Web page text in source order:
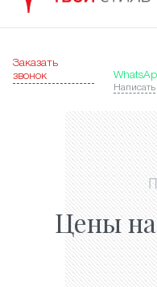
Заказать
звонок
Написать
Цены